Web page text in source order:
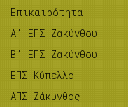
Επικαιρότητα
A’ ΕΠΣ Ζακύνθου
B’ ΕΠΣ Ζακύνθου
ΕΠΣ Κύπελλο
ΑΠΣ Ζάκυνθος